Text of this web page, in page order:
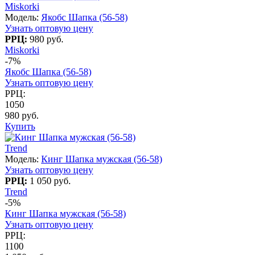
Miskorki
Модель: Якобс Шапка (56-58)
Узнать оптовую цену
РРЦ: 980 руб.
Miskorki
-7%
Якобс Шапка (56-58)
Узнать оптовую цену
РРЦ:
1050
980 руб.
Купить
Trend
Модель: Кинг Шапка мужская (56-58)
Узнать оптовую цену
РРЦ: 1 050 руб.
Trend
-5%
Кинг Шапка мужская (56-58)
Узнать оптовую цену
РРЦ:
1100